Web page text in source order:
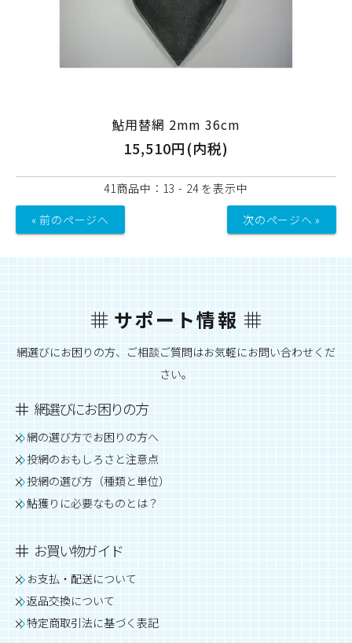
鮎用替網 2mm 36cm
15,510円(内税)
41商品中：13 - 24 を表示中
« 前のページへ 次のページへ »
サポート情報
網選びにお困りの方、ご相談ご質問はお気軽にお問い合わせくだ
さい。
網選びにお困りの方
網の選び方でお困りの方へ
投網のおもしろさと注意点
投網の選び方（種類と単位）
鮎獲りに必要なものとは？
お買い物ガイド
お支払・配送について
返品交換について
特定商取引法に基づく表記